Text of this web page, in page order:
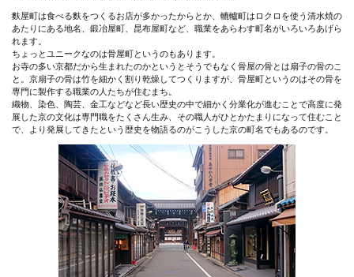
麩屋町は食べる麩をつくるお店が多かったからとか、轆轤町はロクロを使う清水焼の
あたりにある地名、鍛冶屋町、昆布屋町など、職業をあらわす町名がいろいろあげら
れます。
ちょっとユニークなのは骨屋町というのもあります。
お寺の多い京都だから生まれたのかというとそうでもなく骨屋の骨とは扇子の骨のこ
と。京扇子の骨は竹を細かく割り乾燥してつくりますが、骨屋町というのはその骨を
専門に製作する職業の人たちが住むまち。
織物、染色、陶芸、金工などなど長い歴史の中で細かく分業化が進むことで高度に発
展した京の文化は専門職をたくさん生み、その職人がひとかたまりになって住むこと
で、より発展してきたという歴史を物語るのがこうした京の町名でもあるのです。